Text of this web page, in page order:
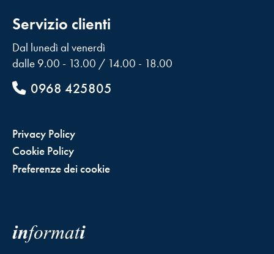
Servizio clienti
Dal lunedì al venerdì
dalle 9.00 - 13.00 / 14.00 - 18.00
0968 425805
Privacy Policy
Cookie Policy
Preferenze dei cookie